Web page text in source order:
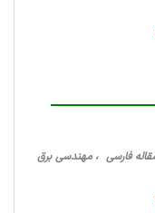
مقاله فارسی ، مهندسی برق